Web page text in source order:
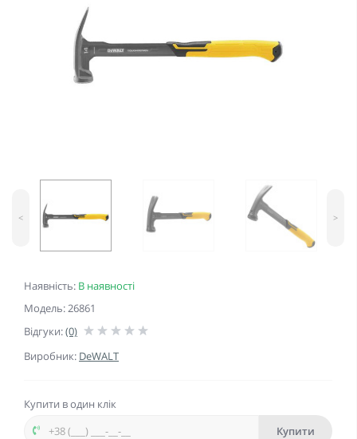
Наявність: В наявності
Модель: 26861
Відгуки:(0)
Виробник: DeWALT
< >
Купити в один клік
Купити